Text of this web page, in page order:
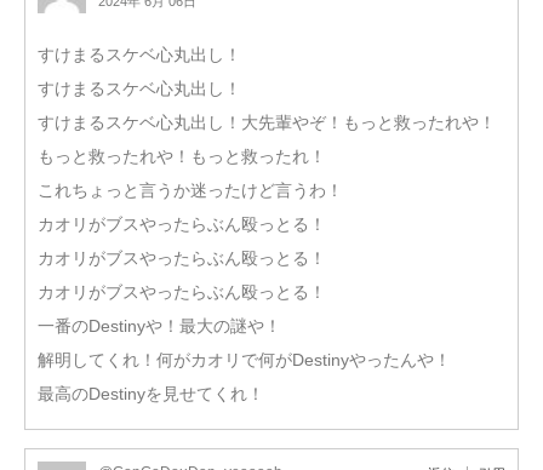
すけまるスケベ心丸出し！
すけまるスケベ心丸出し！
すけまるスケベ心丸出し！大先輩やぞ！もっと救ったれや！
もっと救ったれや！もっと救ったれ！
これちょっと言うか迷ったけど言うわ！
カオリがブスやったらぶん殴っとる！
カオリがブスやったらぶん殴っとる！
カオリがブスやったらぶん殴っとる！
一番のDestinyや！最大の謎や！
解明してくれ！何がカオリで何がDestinyやったんや！
最高のDestinyを見せてくれ！